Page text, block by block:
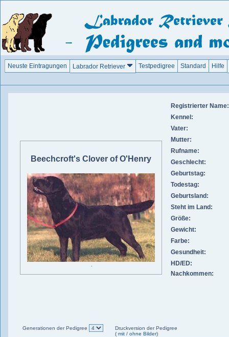
Neuste Eintragungen Labrador Retriever Testpedigree Standard Hilfe
Beechcroft's Clover of O'Henry
Registrierter Name:
Kennel:
Vater:
Mutter:
Rufname:
Geschlecht:
Geburtstag:
Todestag:
Geburtsland:
Steht im Land:
Größe:
Gewicht:
Farbe:
Gesundheit:
HD/ED:
Nachkommen:
Generationen der Pedigree
Druckversion der Pedigree
( mit / ohne Bilder)